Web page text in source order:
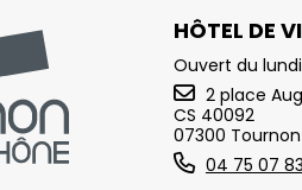
HÔTEL DE
Ouvert du
2 place
CS 40092
07300
04 75 07